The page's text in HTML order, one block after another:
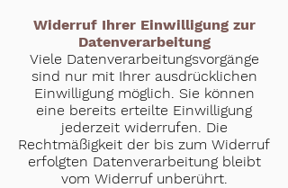
Widerruf Ihrer Einwilligung zur
Datenverarbeitung
Viele Datenverarbeitungsvorgänge
sind nur mit Ihrer ausdrücklichen
Einwilligung möglich. Sie können
eine bereits erteilte Einwilligung
jederzeit widerrufen. Die
Rechtmäßigkeit der bis zum Widerruf
erfolgten Datenverarbeitung bleibt
vom Widerruf unberührt.